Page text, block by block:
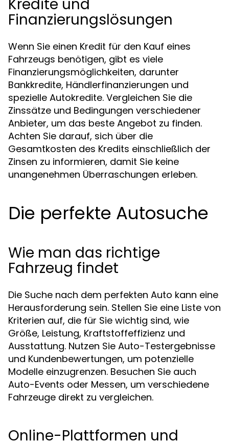
Kredite und
Finanzierungslösungen
Wenn Sie einen Kredit für den Kauf eines
Fahrzeugs benötigen, gibt es viele
Finanzierungsmöglichkeiten, darunter
Bankkredite, Händlerfinanzierungen und
spezielle Autokredite. Vergleichen Sie die
Zinssätze und Bedingungen verschiedener
Anbieter, um das beste Angebot zu finden.
Achten Sie darauf, sich über die
Gesamtkosten des Kredits einschließlich der
Zinsen zu informieren, damit Sie keine
unangenehmen Überraschungen erleben.
Die perfekte Autosuche
Wie man das richtige
Fahrzeug findet
Die Suche nach dem perfekten Auto kann eine
Herausforderung sein. Stellen Sie eine Liste von
Kriterien auf, die für Sie wichtig sind, wie
Größe, Leistung, Kraftstoffeffizienz und
Ausstattung. Nutzen Sie Auto-Testergebnisse
und Kundenbewertungen, um potenzielle
Modelle einzugrenzen. Besuchen Sie auch
Auto-Events oder Messen, um verschiedene
Fahrzeuge direkt zu vergleichen.
Online-Plattformen und